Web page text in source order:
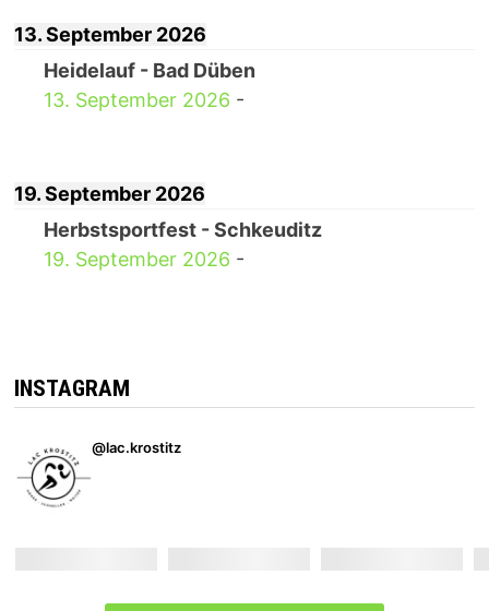
13. September 2026
Heidelauf - Bad Düben
13. September 2026 -
19. September 2026
Herbstsportfest - Schkeuditz
19. September 2026 -
INSTAGRAM
@lac.krostitz